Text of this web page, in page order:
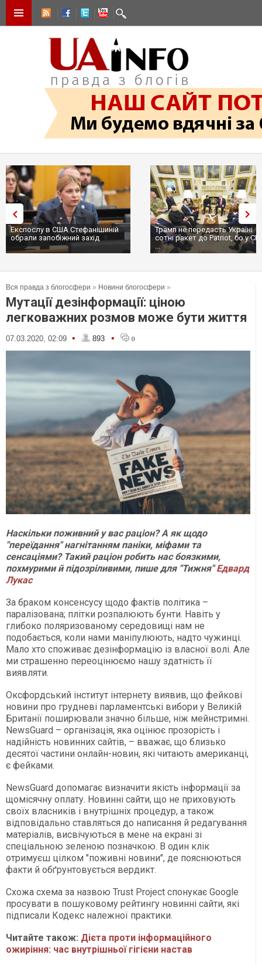
Експослу в США Стефанішиній
обрали запобіжний захід
Трамп не передасть Україні
сотні ракет до Patriot, бо у США
...
Вся правда з блогосфери » Новини блогосфери »
Мутації дезінформації: ціною
легковажних розмов може бути життя
07.03.2020, 02:09 • 893 • 0
Наскільки поживний у вас раціон? А як щодо
"переїдання" нагнітанням паніки, міфами та
сенсаціями? Такий раціон робить нас боязкими,
похмурими й підозріливими, пише для "Тижня"Едвард
Лукас
За браком консенсусу щодо фактів політика –
паралізована; плітки розпалюють бунти. Навіть у
глибоко поляризованому середовищі нам не
подобається, коли нами маніпулюють, надто чужинці.
Мало хто споживає дезінформацію із власної волі. Але
ми страшенно переоцінюємо нашу здатність її
виявляти.
Оксфордський інститут інтернету виявив, що фейкові
новини про грудневі парламентські вибори у Великій
Британії поширювали значно більше, ніж мейнстримні.
NewsGuard – організація, яка оцінює прозорість і
надійність новинних сайтів, – вважає, що близько
десятої частини онлайн-новин, які читають американці,
є фейками.
NewsGuard допомагає визначити якість інформації за
щомісячну оплату. Новинні сайти, що не приховують
своїх власників і внутрішніх процедур, а також
відповідально ставляться до написання й редагування
матеріалів, висвічуються в мене на екрані зі
спеціальною зеленою позначкою. В один клік
отримуєш цілком "поживні новини", де пояснюються
факти й обґрунтовується вердикт.
Схожа схема за назвою Trust Project спонукає Google
просувати в пошуковому рейтингу новинні сайти, які
підписали Кодекс належної практики.
Читайте також: Дієта проти інформаційного
ожиріння: час внутрішньої гігієни настав